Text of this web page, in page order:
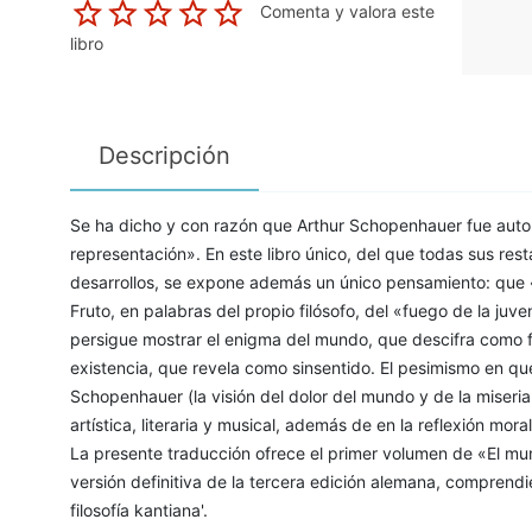
Comenta y valora este
libro
Descripción
Se ha dicho y con razón que Arthur Schopenhauer fue
representación». En este libro único, del que todas sus
desarrollos, se expone además un único pensamiento:
Fruto, en palabras del propio filósofo, del «fuego de la
persigue mostrar el enigma del mundo, que descifra
existencia, que revela como sinsentido. El pesimismo en
Schopenhauer (la visión del dolor del mundo y de la
artística, literaria y musical, además de en la reflexión
La presente traducción ofrece el primer volumen de «El
versión definitiva de la tercera edición alemana,
filosofía kantiana'.